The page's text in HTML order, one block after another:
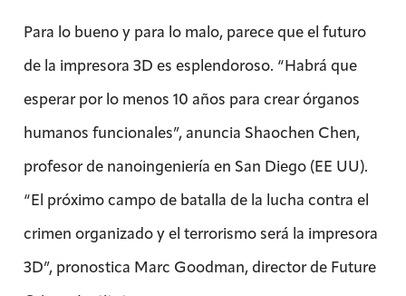
Para lo bueno y para lo malo, parece que el futuro
de la impresora 3D es esplendoroso. “Habrá que
esperar por lo menos 10 años para crear órganos
humanos funcionales”, anuncia Shaochen Chen,
profesor de nanoingeniería en San Diego (EE UU).
“El próximo campo de batalla de la lucha contra el
crimen organizado y el terrorismo será la impresora
3D”, pronostica Marc Goodman, director de Future